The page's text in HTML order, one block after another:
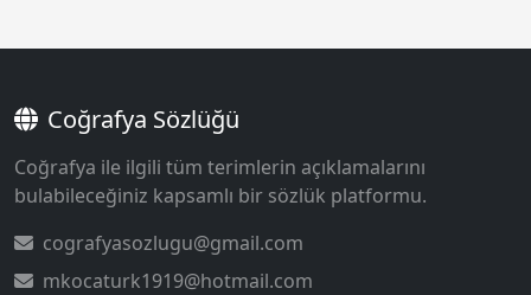
Coğrafya Sözlüğü
Coğrafya ile ilgili tüm terimlerin açıklamalarını
bulabileceğiniz kapsamlı bir sözlük platformu.
cografyasozlugu@gmail.com
mkocaturk1919@hotmail.com